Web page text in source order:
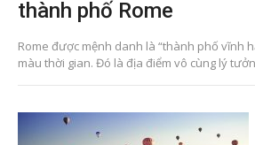
thành phố Rome
Rome được mệnh danh là “thành phố vĩnh
màu thời gian. Đó là địa điểm vô cùng lý